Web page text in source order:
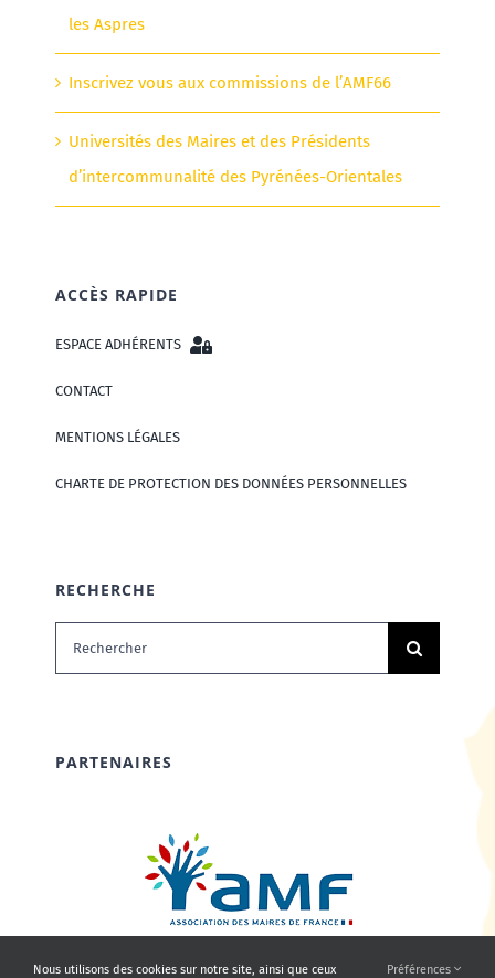
les Aspres
Inscrivez vous aux commissions de l’AMF66
Universités des Maires et des Présidents
d’intercommunalité des Pyrénées-Orientales
ACCÈS RAPIDE
ESPACE ADHÉRENTS
CONTACT
MENTIONS LÉGALES
CHARTE DE PROTECTION DES DONNÉES PERSONNELLES
RECHERCHE
Rechercher:
PARTENAIRES
Nous utilisons des cookies sur notre site, ainsi que ceux Préférences